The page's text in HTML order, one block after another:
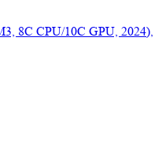
8C CPU/10C GPU, 2024),